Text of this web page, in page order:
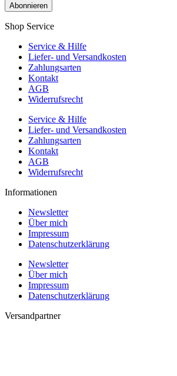
Shop Service
Service & Hilfe
Liefer- und Versandkosten
Zahlungsarten
Kontakt
AGB
Widerrufsrecht
Service & Hilfe
Liefer- und Versandkosten
Zahlungsarten
Kontakt
AGB
Widerrufsrecht
Informationen
Newsletter
Über mich
Impressum
Datenschutzerklärung
Newsletter
Über mich
Impressum
Datenschutzerklärung
Versandpartner